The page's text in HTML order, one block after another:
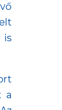
is
a